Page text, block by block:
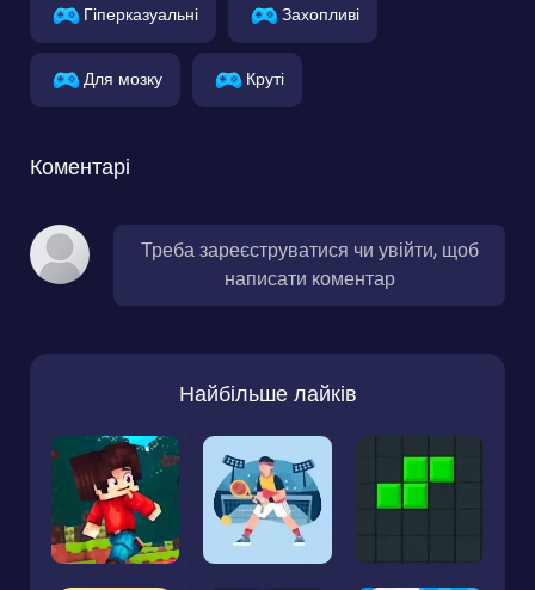
Гіперказуальні Захопливі
Для мозку Круті
Коментарі
Треба зареєструватися чи увійти, щоб
написати коментар
Найбільше лайків